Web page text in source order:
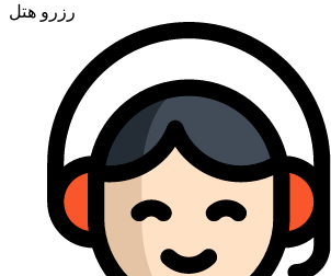
رزرو هتل